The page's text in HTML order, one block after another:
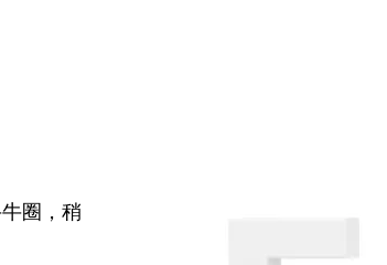
圈，稍